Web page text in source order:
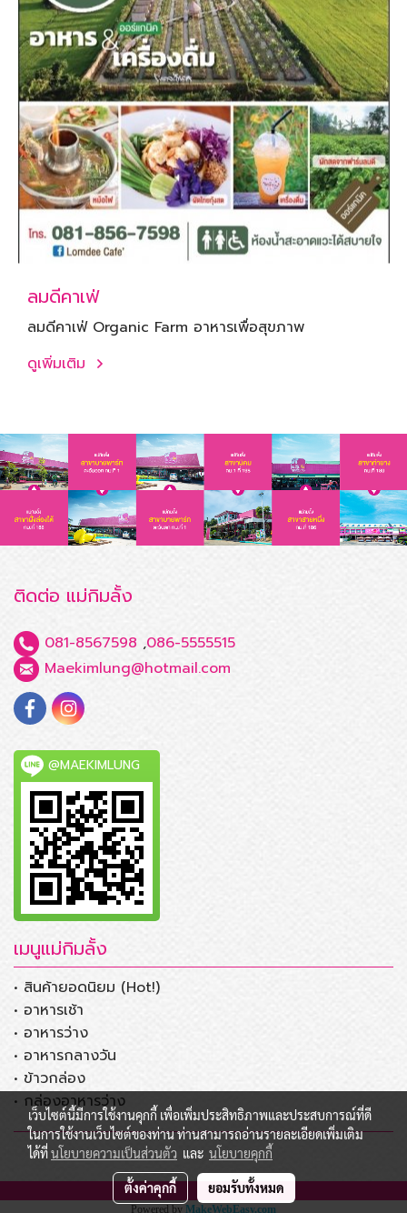
ลมดีคาเฟ่
ลมดีคาเฟ่ Organic Farm อาหารเพื่อสุขภาพ
ดูเพิ่มเติม
ติดต่อ แม่กิมลั้ง
081-8567598 ,086-5555515
Maekimlung@hotmail.com
@MAEKIMLUNG
เมนูแม่กิมลั้ง
• สินค้ายอดนิยม (Hot!)
• อาหารเช้า
• อาหารว่าง
• อาหารกลางวัน
• ข้าวกล่อง
• กล่องอาหารว่าง
Powered by MakeWebEasy.com
เว็บไซต์นี้มีการใช้งานคุกกี้ เพื่อเพิ่มประสิทธิภาพและประสบการณ์ที่ดี
ในการใช้งานเว็บไซต์ของท่าน ท่านสามารถอ่านรายละเอียดเพิ่มเติม
ได้ที่นโยบายความเป็นส่วนตัว และ นโยบายคุกกี้
ตั้งค่าคุกกี้ ยอมรับทั้งหมด